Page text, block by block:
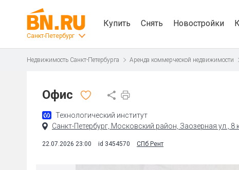
Санкт-Петербург
Купить Снять Новостройки
Недвижимость Санкт-Петербурга Аренда коммерческой недвижимости
Офис
Технологический институт
Санкт-Петербург, Московский район, Заозерная ул., 8
22.07.2026 23:00 id 3454570 СПб Рент